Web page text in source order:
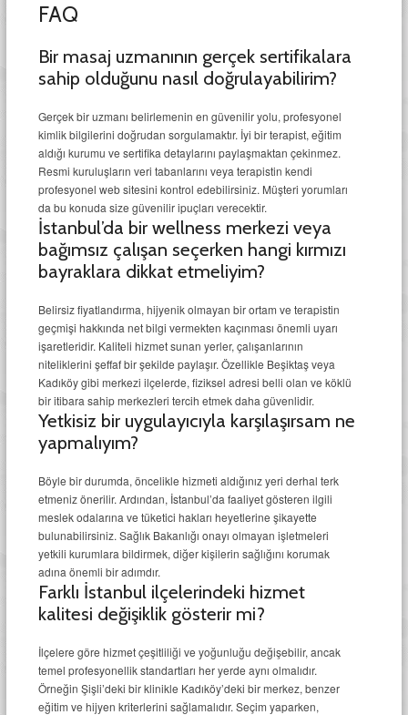
FAQ
Bir masaj uzmanının gerçek sertifikalara
sahip olduğunu nasıl doğrulayabilirim?
Gerçek bir uzmanı belirlemenin en güvenilir yolu, profesyonel
kimlik bilgilerini doğrudan sorgulamaktır. İyi bir terapist, eğitim
aldığı kurumu ve sertifika detaylarını paylaşmaktan çekinmez.
Resmi kuruluşların veri tabanlarını veya terapistin kendi
profesyonel web sitesini kontrol edebilirsiniz. Müşteri yorumları
da bu konuda size güvenilir ipuçları verecektir.
İstanbul’da bir wellness merkezi veya
bağımsız çalışan seçerken hangi kırmızı
bayraklara dikkat etmeliyim?
Belirsiz fiyatlandırma, hijyenik olmayan bir ortam ve terapistin
geçmişi hakkında net bilgi vermekten kaçınması önemli uyarı
işaretleridir. Kaliteli hizmet sunan yerler, çalışanlarının
niteliklerini şeffaf bir şekilde paylaşır. Özellikle Beşiktaş veya
Kadıköy gibi merkezi ilçelerde, fiziksel adresi belli olan ve köklü
bir itibara sahip merkezleri tercih etmek daha güvenlidir.
Yetkisiz bir uygulayıcıyla karşılaşırsam ne
yapmalıyım?
Böyle bir durumda, öncelikle hizmeti aldığınız yeri derhal terk
etmeniz önerilir. Ardından, İstanbul’da faaliyet gösteren ilgili
meslek odalarına ve tüketici hakları heyetlerine şikayette
bulunabilirsiniz. Sağlık Bakanlığı onayı olmayan işletmeleri
yetkili kurumlara bildirmek, diğer kişilerin sağlığını korumak
adına önemli bir adımdır.
Farklı İstanbul ilçelerindeki hizmet
kalitesi değişiklik gösterir mi?
İlçelere göre hizmet çeşitliliği ve yoğunluğu değişebilir, ancak
temel profesyonellik standartları her yerde aynı olmalıdır.
Örneğin Şişli’deki bir klinikle Kadıköy’deki bir merkez, benzer
eğitim ve hijyen kriterlerini sağlamalıdır. Seçim yaparken,